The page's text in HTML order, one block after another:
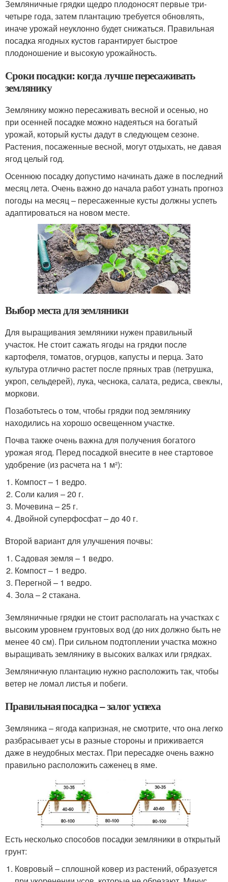
Земляничные грядки щедро плодоносят первые три-
четыре года, затем плантацию требуется обновлять,
иначе урожай неуклонно будет снижаться. Правильная
посадка ягодных кустов гарантирует быстрое
плодоношение и высокую урожайность.
Сроки посадки: когда лучше пересаживать
землянику
Землянику можно пересаживать весной и осенью, но
при осенней посадке можно надеяться на богатый
урожай, который кусты дадут в следующем сезоне.
Растения, посаженные весной, могут отдыхать, не давая
ягод целый год.
Осеннюю посадку допустимо начинать даже в последний
месяц лета. Очень важно до начала работ узнать прогноз
погоды на месяц – пересаженные кусты должны успеть
адаптироваться на новом месте.
Выбор места для земляники
Для выращивания земляники нужен правильный
участок. Не стоит сажать ягоды на грядки после
картофеля, томатов, огурцов, капусты и перца. Зато
культура отлично растет после пряных трав (петрушка,
укроп, сельдерей), лука, чеснока, салата, редиса, свеклы,
моркови.
Позаботьтесь о том, чтобы грядки под землянику
находились на хорошо освещенном участке.
Почва также очень важна для получения богатого
урожая ягод. Перед посадкой внесите в нее стартовое
удобрение (из расчета на 1 м²):
Компост – 1 ведро.
Соли калия – 20 г.
Мочевина – 25 г.
Двойной суперфосфат – до 40 г.
Второй вариант для улучшения почвы:
Садовая земля – 1 ведро.
Компост – 1 ведро.
Перегной – 1 ведро.
Зола – 2 стакана.
Земляничные грядки не стоит располагать на участках с
высоким уровнем грунтовых вод (до них должно быть не
менее 40 см). При сильном подтоплении участка можно
выращивать землянику в высоких валках или грядках.
Земляничную плантацию нужно расположить так, чтобы
ветер не ломал листья и побеги.
Правильная посадка – залог успеха
Земляника – ягода капризная, не смотрите, что она легко
разбрасывает усы в разные стороны и приживается
даже в неудобных местах. При пересадке очень важно
правильно расположить саженец в яме.
Есть несколько способов посадки земляники в открытый
грунт:
Ковровый – сплошной ковер из растений, образуется